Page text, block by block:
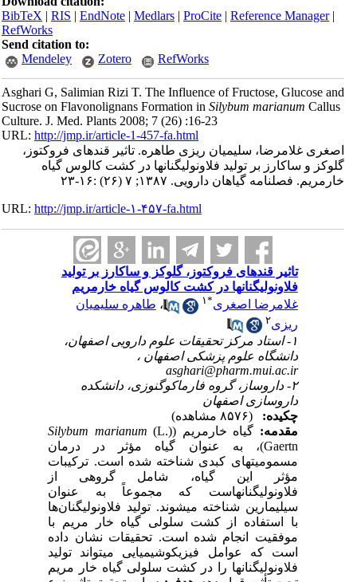
BibTeX|RIS|EndNote|Medlars|ProCite|Reference Manager
RefWorks
Send citation to:
Mendeley
Zotero RefWorks
Asghari G, Salimian Rizi T. The Influence of Fructose, Glucose
Sucrose on Flavonolignans Formation inSilybum marianum
Culture. J. Med. Plants 2008; 7 (26) :16-23
URL:http://jmp.ir/article-1-457-fa.html
غلامرضا، سلیمیان ریزی طاهره. تاثیر قندهای فروکتوز،
گلوکز و ساکارز بر تولید فلاونولیگنان‎ها در کشت کالوس گیاه
فصلنامه گياهان دارویی. ۱۳۸۷; ۷ (۲۶) :۱۶-۲۳
URL:http://jmp.ir/article-۱-۴۵۷-fa.html
تاثیر قندهای فروکتوز، گلوکز و ساکارز بر تولید
فلاونولیگنان‎ها در کشت کالوس گیاه خارمریم
غلامرضا اصغری
۱ ،طاهره سلیمیان
ریزی ۲
۱- استاد مرکز تحقیقات علوم دارویی اصفهان،
دانشگاه علوم پزشکی اصفهان ،
asghari@pharm.mui.ac.ir
۲- داروساز، گروه فارماکوگنوزی، دانشکده
داروسازی اصفهان
چکیده:
(۸۵۷۶ مشاهده)
مقدمه:گیاه خارمریم ( Silybum marianum(L.)
Gaertn)، به عنوان گیاه مؤثر در درمان
مسمومیت‎های کبدی شناخته شده است. ترکیبات
مؤثر این گیاه، شامل گروهی از
فلاونولیگنان‎هاست که مجموعاً به عنوان
سیلی‎مارین شناخته می‎شوند. تولید فلاونولیگنان‌ها
با استفاده از کشت سلولی گیاه خار مریم با
موفقیت انجام شده است. تحقیقات نشان داده
است که عوامل فیزیکوشیمیایی می‎تواند تولید
فلاونولیگنان‎ها را در کشت سلولی گیاه خار مریم